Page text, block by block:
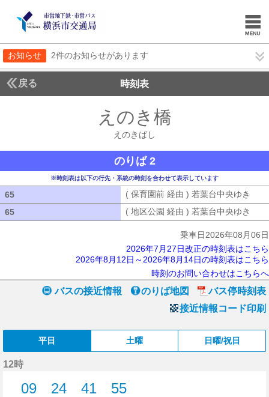
お知らせ 2件のお知らせがあります
戻る 時刻表
えのき橋
えのきばし
のりば 2
※時刻表は以下の行先・系統の時刻を合わせて表示しています
65 ( 保育園前 経由 ) 若葉台中央ゆき
65
( 地区公園 経由 ) 若葉台中央ゆき
乗車日2026年08月06日
2026年7月27日改正の時刻表はこちら
2026年8月12日～2026年8月14日の時刻表はこちら
時刻のお問い合わせはこちらへ
バスの接近情報 のりば地図
バス停時刻表
接近情報コード印刷
平日 土曜 日曜/祝日
12時
09
24
41
55